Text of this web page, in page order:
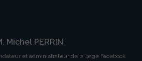
Michel PERRIN
et administrateur de la page Facebook